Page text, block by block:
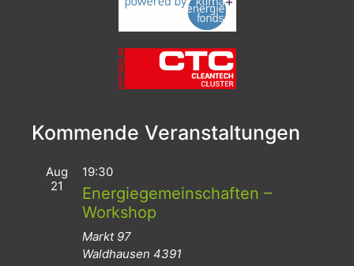
Kommende Veranstaltungen
Aug
21
19:30
Energiegemeinschaften –
Workshop
Markt 97
Waldhausen 4391